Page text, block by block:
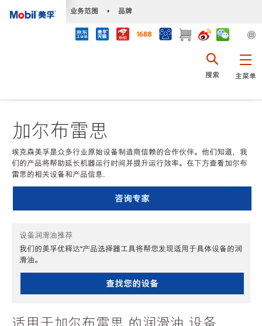
业务范围 • 品牌
主菜单
搜索
加尔布雷思
埃克森美孚是众多行业原始设备制造商信赖的合作伙伴。他们知道，我
们的产品将帮助延长机器运行时间并提升运行效率。在下方查看加尔布
雷思的相关设备和产品信息.
咨询专家
设备润滑油推荐
我们的美孚优释达℠产品选择器工具将帮您发现适用于具体设备的润
滑油。
查找您的设备